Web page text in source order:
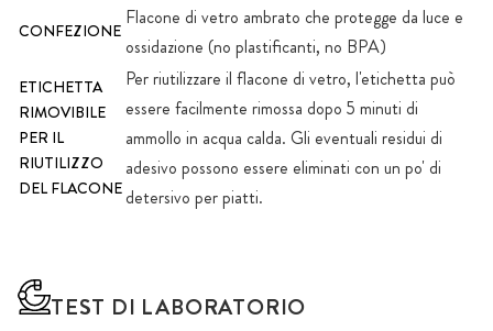
CONFEZIONE
Flacone di vetro ambrato che protegge da luce e
ossidazione (no plastificanti, no BPA)
ETICHETTA
RIMOVIBILE
PER IL
RIUTILIZZO
DEL FLACONE
Per riutilizzare il flacone di vetro, l'etichetta può
essere facilmente rimossa dopo 5 minuti di
ammollo in acqua calda. Gli eventuali residui di
adesivo possono essere eliminati con un po' di
detersivo per piatti.
TEST DI LABORATORIO